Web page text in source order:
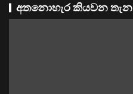
අතනොහැර කියවන තැන